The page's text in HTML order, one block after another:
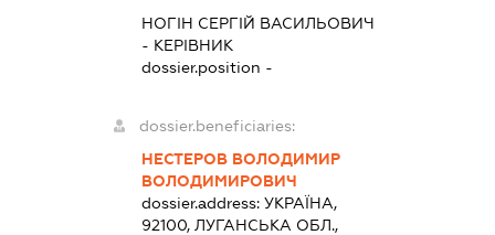
НОГІН СЕРГІЙ ВАСИЛЬОВИЧ
- КЕРІВНИК
dossier.position -
dossier.beneficiaries:
НЕСТЕРОВ ВОЛОДИМИР
ВОЛОДИМИРОВИЧ
dossier.address: УКРАЇНА,
92100, ЛУГАНСЬКА ОБЛ.,